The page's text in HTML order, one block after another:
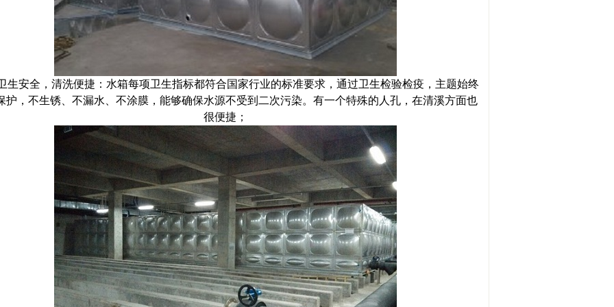
安全，清洗便捷：水箱每项卫生指标都符合国家行业的标准要求，通过卫生检验检疫，主题始终
护，不生锈、不漏水、不涂膜，能够确保水源不受到二次污染。有一个特殊的人孔，在清溪方面也
很便捷；